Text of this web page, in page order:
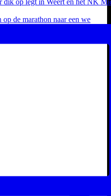
de marathon naar een we